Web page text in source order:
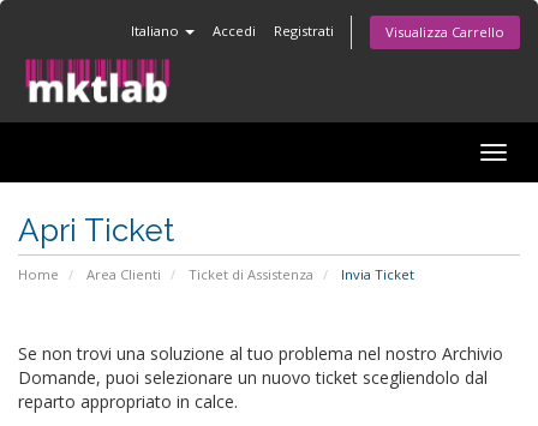
Italiano Accedi Registrati Visualizza Carrello
Apri Ticket
Home Area Clienti Ticket di Assistenza Invia Ticket
Se non trovi una soluzione al tuo problema nel nostro Archivio
Domande, puoi selezionare un nuovo ticket scegliendolo dal
reparto appropriato in calce.